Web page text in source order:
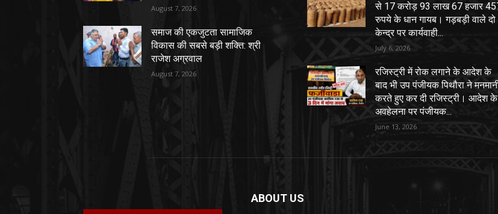
August 7, 2026
समाज की एकजुटता सामाजिक
विकास की सबसे बड़ी शक्ति: श्री
राजेश अग्रवाल
August 7, 2026
से 17 करोड़ 93 लाख 67 हजार
रुपये के धान गायब। गड़बड़ी वाले दो
केन्द्र पर कार्यवाही...
July 6, 2026
रजिस्ट्री में रोक लगाने के आदेश के
बाद भी उप पंजीयक पिथौरा ने
करते हुए कर दी रजिस्ट्री। आदेश के
अवहेलना पर पंजीयक...
June 13, 2026
ABOUT US